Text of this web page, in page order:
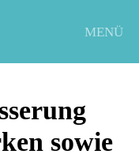
MENÜ
sowie